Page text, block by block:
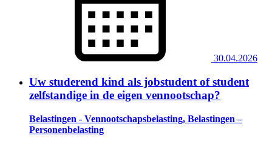
30.04.2026
Uw studerend kind als jobstudent of student
zelfstandige in de eigen vennootschap?
Belastingen - Vennootschapsbelasting, Belastingen –
Personenbelasting